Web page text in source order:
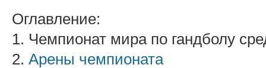
Оглавление:
1. Чемпионат мира по гандболу
2. Арены чемпионата